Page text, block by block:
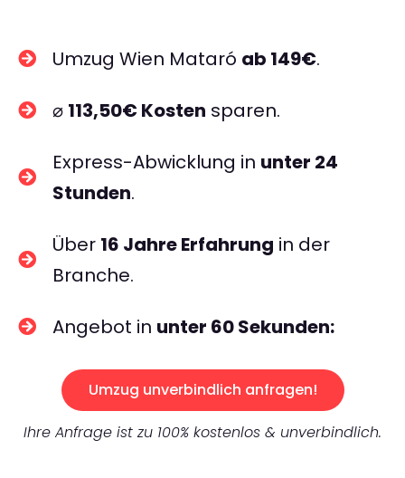
Umzug Wien Mataró ab 149€.
⌀ 113,50€ Kosten sparen.
Express-Abwicklung in unter 24
Stunden.
Über 16 Jahre Erfahrung in der
Branche.
Angebot in unter 60 Sekunden:
Umzug unverbindlich anfragen!
Ihre Anfrage ist zu 100% kostenlos & unverbindlich.